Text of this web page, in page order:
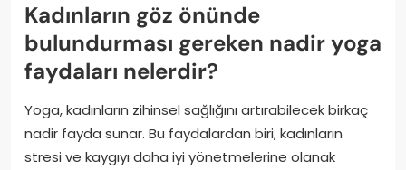
Kadınların göz önünde
bulundurması gereken nadir yoga
faydaları nelerdir?
Yoga, kadınların zihinsel sağlığını artırabilecek birkaç
nadir fayda sunar. Bu faydalardan biri, kadınların
stresi ve kaygıyı daha iyi yönetmelerine olanak